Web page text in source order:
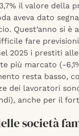
il valore della
aveva dato
Quest’anno si
fare
2025 i prestiti
più marcato (-
resta basso,
dei lavoratori
anche per il
società